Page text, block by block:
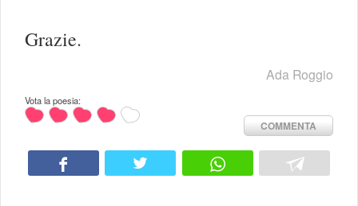
Grazie.
Ada Roggio
Vota la poesia:
COMMENTA